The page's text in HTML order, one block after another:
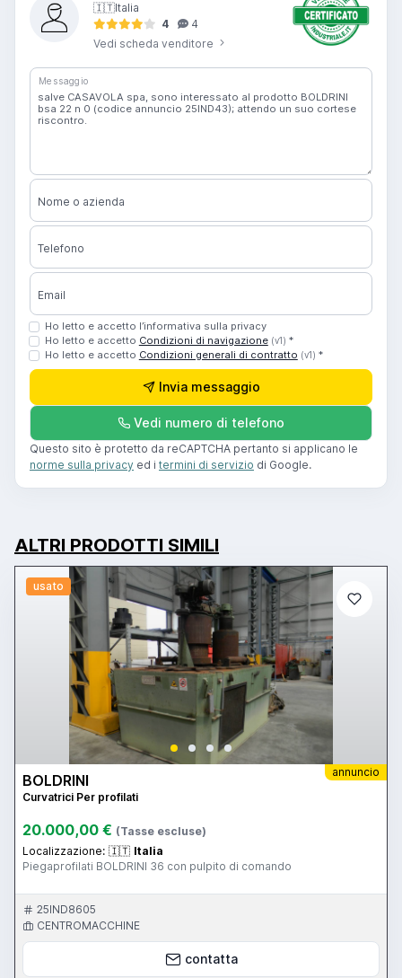
🇮🇹Italia
4
4
Vedi scheda venditore
Messaggio
Nome o azienda
Telefono
Email
Ho letto e accetto l’informativa sulla privacy
Ho letto e accetto Condizioni di navigazione (v1) *
Ho letto e accetto Condizioni generali di contratto (v1) *
Invia messaggio
Vedi numero di telefono
Questo sito è protetto da reCAPTCHA pertanto si applicano le
norme sulla privacy ed i termini di servizio di Google.
ALTRI PRODOTTI SIMILI
usato
annuncio
BOLDRINI
Curvatrici Per profilati
20.000,00 € (Tasse escluse)
Localizzazione: 🇮🇹 Italia
Piegaprofilati BOLDRINI 36 con pulpito di comando
25IND8605
CENTROMACCHINE
contatta